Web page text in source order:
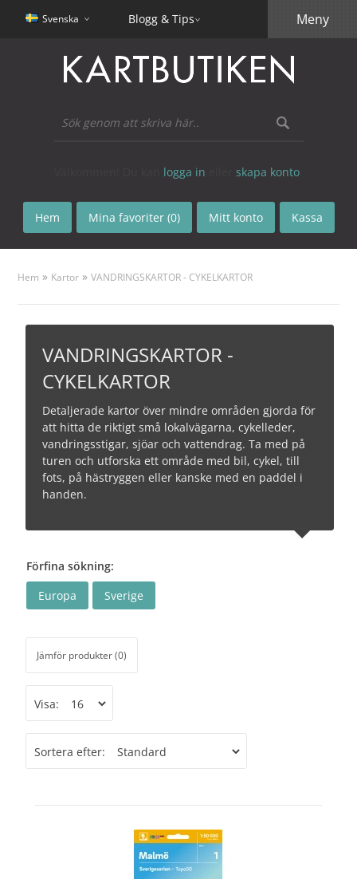
Svenska Blogg & Tips
logga in skapa konto
Hem Mina favoriter (0) Mitt konto Kassa
Meny
Hem » Kartor »VANDRINGSKARTOR - CYKELKARTOR
VANDRINGSKARTOR -
CYKELKARTOR
Detaljerade kartor över mindre områden gjorda för
att hitta de riktigt små lokalvägarna, cykelleder,
vandringsstigar, sjöar och vattendrag. Ta med på
turen och utforska ett område med bil, cykel, till
fots, på hästryggen eller kanske med en paddel i
handen.
Förfina sökning:
Europa
Sverige
Jämför produkter (0)
Visa:
Sortera efter: